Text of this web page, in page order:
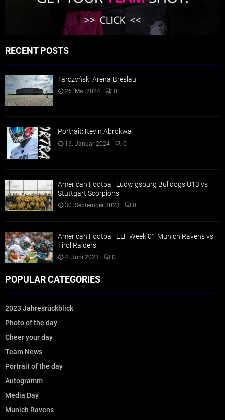
RECENT POSTS
Tarczyński Arena Breslau
26. Mai 2024 0
Portrait: Kevin Abrokwa
16. Januar 2024 0
American Football Ludwigsburg Bulldogs U13 vs
Stuttgart Scorpions
30. September 2023 0
American Football ELF Week 01 Munich Ravens vs
Tirol Raiders
4. Juni 2023 0
POPULAR CATEGORIES
2023 Jahresrückblick
Photo of the day
Cheer your day
Team News
Portrait of the day
Autogramm
Media Day
Munich Ravens